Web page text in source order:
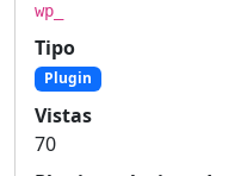
wp_
Tipo
Plugin
Vistas
70